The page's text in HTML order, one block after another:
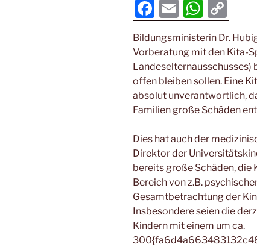
F
a
c
e
b
o
k
E
m
ai
l
W
h
at
s
A
p
o
p
y
Li
n
Bildungsministerin Dr.
Vorberatung mit den Kita-
Landeselternausschusses)
offen bleiben sollen. Eine
absolut unverantwortlich,
Familien große Schäden
Dies hat auch der
Direktor der
bereits große Schäden, die
Bereich von z.B.
Gesamtbetrachtung der
Insbesondere seien die
Kindern mit einem um ca.